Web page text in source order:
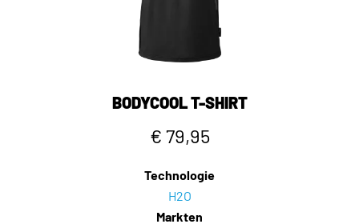
BODYCOOL T-SHIRT
€ 79,95
Technologie
H2O
Markten